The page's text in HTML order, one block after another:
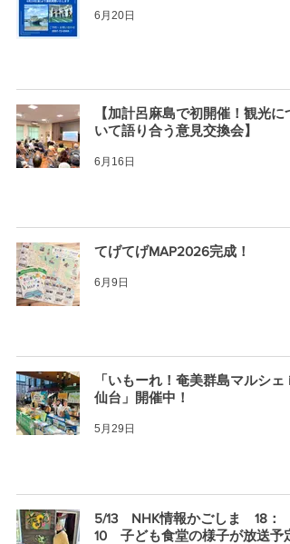
6月20日
【加計呂麻島で初開催！観光につ
いて語り合う意見交換会】
6月16日
てげてげMAP2026完成！
6月9日
「いもーれ！奄美群島マルシェ in
仙台」開催中！
5月29日
5/13 NHK情報かごしま 18：
10 子ども食堂の様子が放送予定